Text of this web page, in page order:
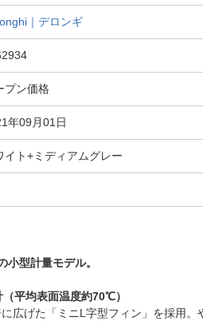
｜デロンギ
プン価格
年09月01日
イト+ミディアムグレー
小型計量モデル。
平均表面温度約70℃）
広げた「ミニL字型フィン」を採用